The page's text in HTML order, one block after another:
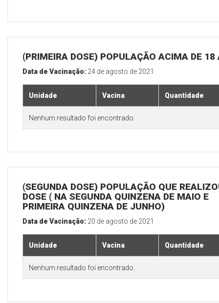
(PRIMEIRA DOSE) POPULAÇÃO ACIMA DE 18
Data de Vacinação: 24 de agosto de 2021
Unidade Vacina Quantidade
Nenhum resultado foi encontrado.
(SEGUNDA DOSE) POPULAÇÃO QUE
DOSE ( NA SEGUNDA QUINZENA DE MAIO E
PRIMEIRA QUINZENA DE JUNHO)
Data de Vacinação: 20 de agosto de 2021
Unidade Vacina Quantidade
Nenhum resultado foi encontrado.